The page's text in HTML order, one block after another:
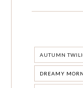
AUTUMN
DREAMY